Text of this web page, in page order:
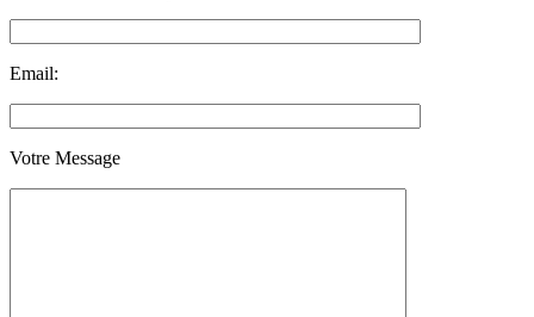
Email:
Votre Message